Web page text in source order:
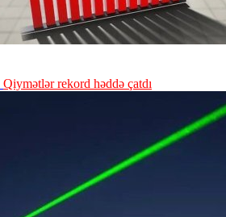
Qiymətlər rekord həddə çatdı